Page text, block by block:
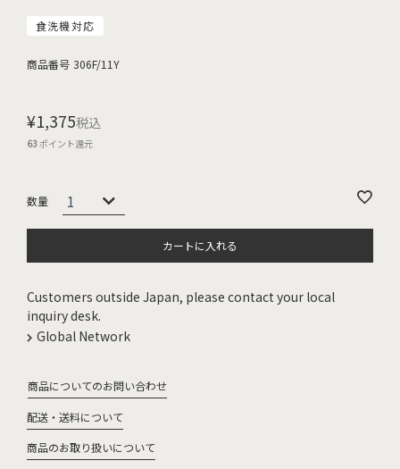
食洗機対応
商品番号 306F/11Y
¥1,375税込
63ポイント還元
カートに入れる
Customers outside Japan, please contact your local
inquiry desk.
Global Network
商品についてのお問い合わせ
配送・送料について
商品のお取り扱いについて